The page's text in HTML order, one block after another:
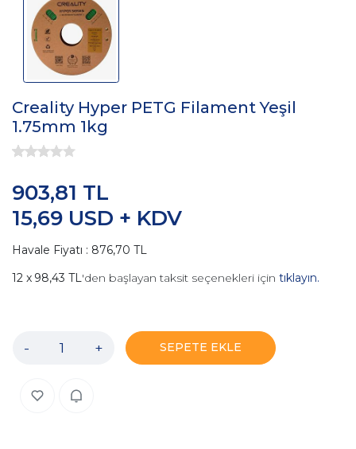
Creality Hyper PETG Filament Yeşil
1.75mm 1kg
15,69 USD + KDV
903,81 TL
Havale Fiyatı : 876,70 TL
98,43 TL'den başlayan taksit seçenekleri için tıklayın.
- + SEPETE EKLE